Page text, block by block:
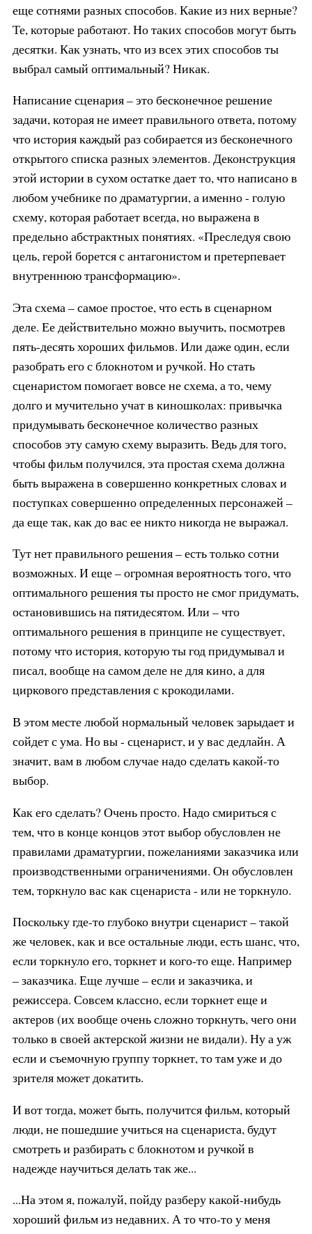
еще сотнями разных способов. Какие из них верные?
Те, которые работают. Но таких способов могут быть
десятки. Как узнать, что из всех этих способов ты
выбрал самый оптимальный? Никак.
Написание сценария – это бесконечное решение
задачи, которая не имеет правильного ответа, потому
что история каждый раз собирается из бесконечного
открытого списка разных элементов. Деконструкция
этой истории в сухом остатке дает то, что написано в
любом учебнике по драматургии, а именно - голую
схему, которая работает всегда, но выражена в
предельно абстрактных понятиях. «Преследуя свою
цель, герой борется с антагонистом и претерпевает
внутреннюю трансформацию».
Эта схема – самое простое, что есть в сценарном
деле. Ее действительно можно выучить, посмотрев
пять-десять хороших фильмов. Или даже один, если
разобрать его с блокнотом и ручкой. Но стать
сценаристом помогает вовсе не схема, а то, чему
долго и мучительно учат в киношколах: привычка
придумывать бесконечное количество разных
способов эту самую схему выразить. Ведь для того,
чтобы фильм получился, эта простая схема должна
быть выражена в совершенно конкретных словах и
поступках совершенно определенных персонажей –
да еще так, как до вас ее никто никогда не выражал.
Тут нет правильного решения – есть только сотни
возможных. И еще – огромная вероятность того, что
оптимального решения ты просто не смог придумать,
остановившись на пятидесятом. Или – что
оптимального решения в принципе не существует,
потому что история, которую ты год придумывал и
писал, вообще на самом деле не для кино, а для
циркового представления с крокодилами.
В этом месте любой нормальный человек зарыдает и
сойдет с ума. Но вы - сценарист, и у вас дедлайн. А
значит, вам в любом случае надо сделать какой-то
выбор.
Как его сделать? Очень просто. Надо смириться с
тем, что в конце концов этот выбор обусловлен не
правилами драматургии, пожеланиями заказчика или
производственными ограничениями. Он обусловлен
тем, торкнуло вас как сценариста - или не торкнуло.
Поскольку где-то глубоко внутри сценарист – такой
же человек, как и все остальные люди, есть шанс, что,
если торкнуло его, торкнет и кого-то еще. Например
– заказчика. Еще лучше – если и заказчика, и
режиссера. Совсем классно, если торкнет еще и
актеров (их вообще очень сложно торкнуть, чего они
только в своей актерской жизни не видали). Ну а уж
если и съемочную группу торкнет, то там уже и до
зрителя может докатить.
И вот тогда, может быть, получится фильм, который
люди, не пошедшие учиться на сценариста, будут
смотреть и разбирать с блокнотом и ручкой в
надежде научиться делать так же...
...На этом я, пожалуй, пойду разберу какой-нибудь
хороший фильм из недавних. А то что-то у меня